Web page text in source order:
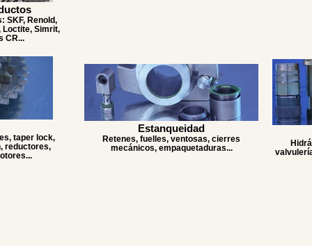
SKF, Renold,
Loctite, Simrit,
CR...
taper lock,
reductores,
Estanqueidad
Retenes, fuelles, ventosas, cierres
mecánicos, empaquetaduras...